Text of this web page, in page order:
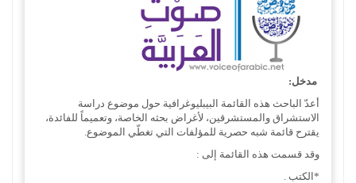
مدخل:
أعدّ الباحث هذه القائمة البيبليوغرافية حول موضوع دراسة
الاستشراق والمستشرقين، لأغراض بحثه الخاصة، وتعميماً للفائدة،
يقترح قائمة شبه حصرية للمؤلفات التي تغطّي الموضوع.
وقد قسمت هذه القائمة إلى :
*الكتب .